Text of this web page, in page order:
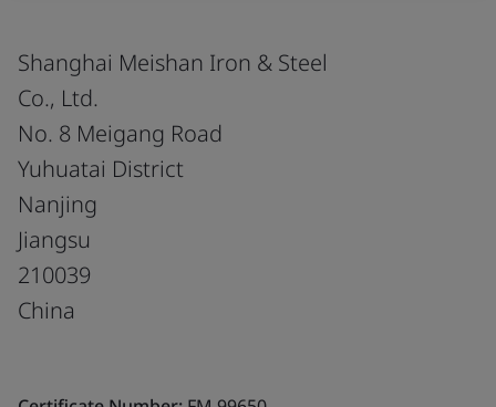
Shanghai Meishan Iron & Steel
Co., Ltd.
No. 8 Meigang Road
Yuhuatai District
Nanjing
Jiangsu
210039
China